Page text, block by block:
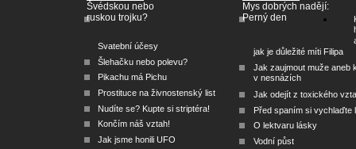
Švédskou nebo
ruskou trojku?
Svatební účesy
Šlehačku nebo polevu?
Pikachu má Pichu
Prostituce na živnostenský list
Nudíte se? Kupte si striptéra!
Končím náš vztah!
Jak jsme honili UFO
Mys dobrých nadějí:
Perný den
jak je důležité míti Filipa
Jak zaujmout muže aneb
v nesnázích
Jak odejít z toxického
Před spaním si vychlaďte
O lektvaru lásky
Vodní půst